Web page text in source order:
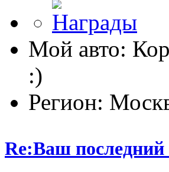
Мой авто:
:)
Регион:
Re:Ваш